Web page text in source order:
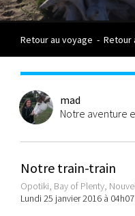
Retour au voyage - Retour
mad
Notre aventure
Notre train-train
Opotiki, Bay of Plenty,
Lundi 25 janvier 2016 à 04h07